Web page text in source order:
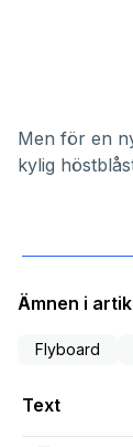
Men för en
kylig
Ämnen i
Flyboard
Text